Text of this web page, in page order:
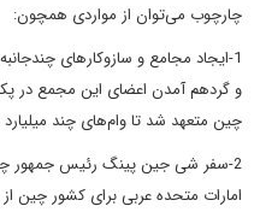
چارچوب می‌توان از مواردی همچون:
1-ایجاد مجامع و سازوکارهای
چین متعهد شد تا وام‌های چند
امارات متحده عربی برای کشور چین